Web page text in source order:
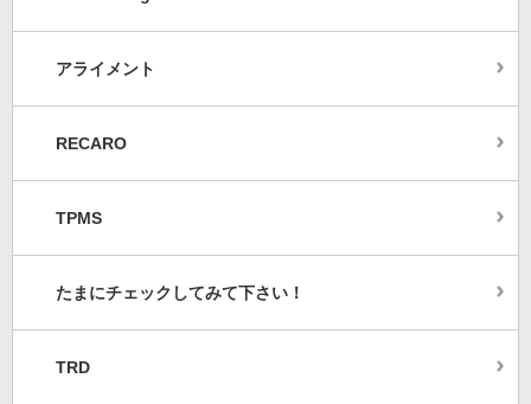
アライメント
RECARO
TPMS
たまにチェックしてみて下さい！
TRD